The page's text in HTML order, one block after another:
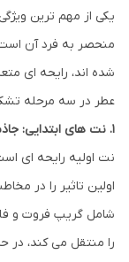
منحصر به فرد آن
شده اند، رایحه ای
عطر در سه مرحله
1. نت های ابتدایی: جاذبه فوری
نت اولیه رایحه ای
شامل گریپ فروت و
را منتقل می کند، در